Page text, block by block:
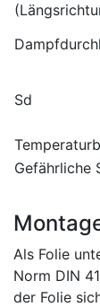
Sd
Gefährliche
Als Folie
Norm DIN
der Folie